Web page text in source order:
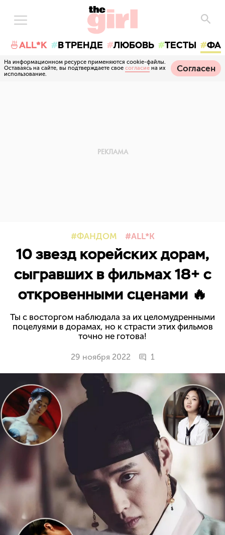
🍜ALL*K В ТРЕНДЕ ЛЮБОВЬ ТЕСТЫ
На информационном ресурсе применяются cookie-файлы.
Оставаясь на сайте, вы подтверждаете свое согласие на их
использование.
Согласен
ФАНДОМ ALL*K
10 звезд корейских дорам,
сыгравших в фильмах 18+ с
откровенными сценами 🔥
Ты с восторгом наблюдала за их целомудренными
поцелуями в дорамах, но к страсти этих фильмов
точно не готова!
29 ноября 2022 1